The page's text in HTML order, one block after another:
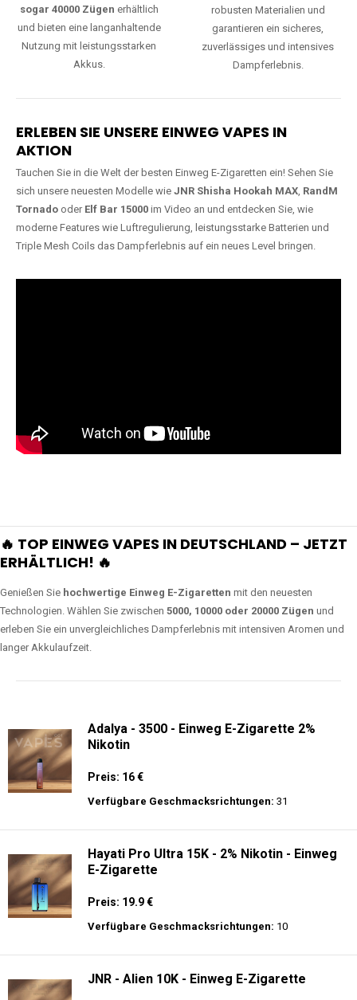
sogar 40000 Zügen erhältlich
und bieten eine langanhaltende
Nutzung mit leistungsstarken
Akkus.
robusten Materialien und
garantieren ein sicheres,
zuverlässiges und intensives
Dampferlebnis.
ERLEBEN SIE UNSERE EINWEG VAPES IN
AKTION
Tauchen Sie in die Welt der besten Einweg E-Zigaretten ein! Sehen Sie
sich unsere neuesten Modelle wie JNR Shisha Hookah MAX, RandM
Tornado oder Elf Bar 15000 im Video an und entdecken Sie, wie
moderne Features wie Luftregulierung, leistungsstarke Batterien und
Triple Mesh Coils das Dampferlebnis auf ein neues Level bringen.
🔥 TOP EINWEG VAPES IN DEUTSCHLAND – JETZT
ERHÄLTLICH! 🔥
Genießen Sie hochwertige Einweg E-Zigaretten mit den neuesten
Technologien. Wählen Sie zwischen 5000, 10000 oder 20000 Zügen und
erleben Sie ein unvergleichliches Dampferlebnis mit intensiven Aromen und
langer Akkulaufzeit.
Adalya - 3500 - Einweg E-Zigarette 2%
Nikotin
Preis: 16 €
Verfügbare Geschmacksrichtungen: 31
Hayati Pro Ultra 15K - 2% Nikotin - Einweg
E-Zigarette
Preis: 19.9 €
Verfügbare Geschmacksrichtungen: 10
JNR - Alien 10K - Einweg E-Zigarette